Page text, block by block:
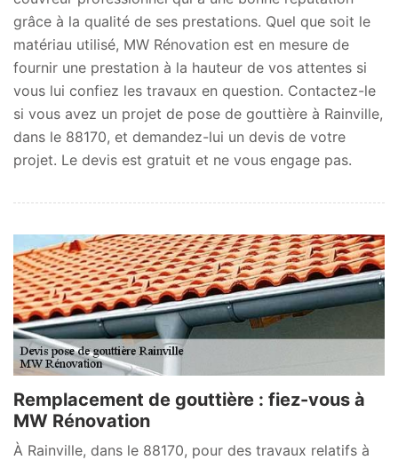
grâce à la qualité de ses prestations. Quel que soit le
matériau utilisé, MW Rénovation est en mesure de
fournir une prestation à la hauteur de vos attentes si
vous lui confiez les travaux en question. Contactez-le
si vous avez un projet de pose de gouttière à Rainville,
dans le 88170, et demandez-lui un devis de votre
projet. Le devis est gratuit et ne vous engage pas.
Remplacement de gouttière : fiez-vous à
MW Rénovation
À Rainville, dans le 88170, pour des travaux relatifs à